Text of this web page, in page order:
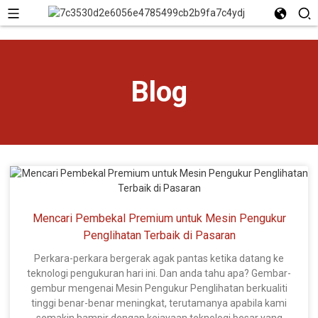
Blog
Mencari Pembekal Premium untuk Mesin Pengukur
Penglihatan Terbaik di Pasaran
Perkara-perkara bergerak agak pantas ketika datang ke
teknologi pengukuran hari ini. Dan anda tahu apa? Gembar-
gembur mengenai Mesin Pengukur Penglihatan berkualiti
tinggi benar-benar meningkat, terutamanya apabila kami